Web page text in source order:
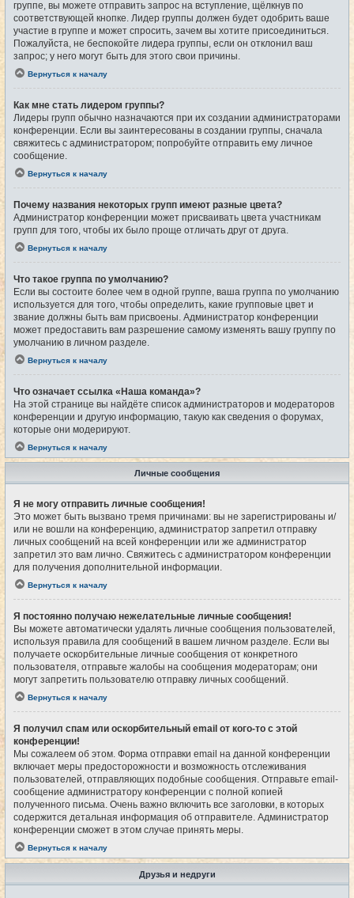
группе, вы можете отправить запрос на вступление, щёлкнув по
соответствующей кнопке. Лидер группы должен будет одобрить ваше
участие в группе и может спросить, зачем вы хотите присоединиться.
Пожалуйста, не беспокойте лидера группы, если он отклонил ваш
запрос; у него могут быть для этого свои причины.
Вернуться к началу
Как мне стать лидером группы?
Лидеры групп обычно назначаются при их создании администраторами
конференции. Если вы заинтересованы в создании группы, сначала
свяжитесь с администратором; попробуйте отправить ему личное
сообщение.
Вернуться к началу
Почему названия некоторых групп имеют разные цвета?
Администратор конференции может присваивать цвета участникам
групп для того, чтобы их было проще отличать друг от друга.
Вернуться к началу
Что такое группа по умолчанию?
Если вы состоите более чем в одной группе, ваша группа по умолчанию
используется для того, чтобы определить, какие групповые цвет и
звание должны быть вам присвоены. Администратор конференции
может предоставить вам разрешение самому изменять вашу группу по
умолчанию в личном разделе.
Вернуться к началу
Что означает ссылка «Наша команда»?
На этой странице вы найдёте список администраторов и модераторов
конференции и другую информацию, такую как сведения о форумах,
которые они модерируют.
Вернуться к началу
Личные сообщения
Я не могу отправить личные сообщения!
Это может быть вызвано тремя причинами: вы не зарегистрированы и/
или не вошли на конференцию, администратор запретил отправку
личных сообщений на всей конференции или же администратор
запретил это вам лично. Свяжитесь с администратором конференции
для получения дополнительной информации.
Вернуться к началу
Я постоянно получаю нежелательные личные сообщения!
Вы можете автоматически удалять личные сообщения пользователей,
используя правила для сообщений в вашем личном разделе. Если вы
получаете оскорбительные личные сообщения от конкретного
пользователя, отправьте жалобы на сообщения модераторам; они
могут запретить пользователю отправку личных сообщений.
Вернуться к началу
Я получил спам или оскорбительный email от кого-то с этой
конференции!
Мы сожалеем об этом. Форма отправки email на данной конференции
включает меры предосторожности и возможность отслеживания
пользователей, отправляющих подобные сообщения. Отправьте email-
сообщение администратору конференции с полной копией
полученного письма. Очень важно включить все заголовки, в которых
содержится детальная информация об отправителе. Администратор
конференции сможет в этом случае принять меры.
Вернуться к началу
Друзья и недруги